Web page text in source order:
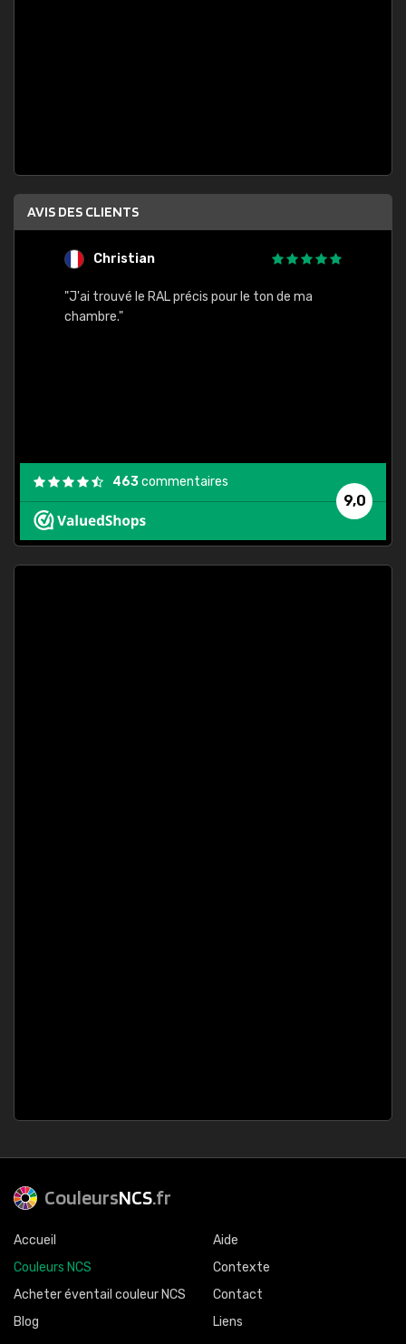
AVIS DES CLIENTS
Christian
"J'ai trouvé le RAL précis pour le ton de ma
chambre."
9,0
463commentaires
CouleursNCS.fr
Accueil
Couleurs NCS
Acheter éventail couleur NCS
Blog
Aide
Contexte
Contact
Liens